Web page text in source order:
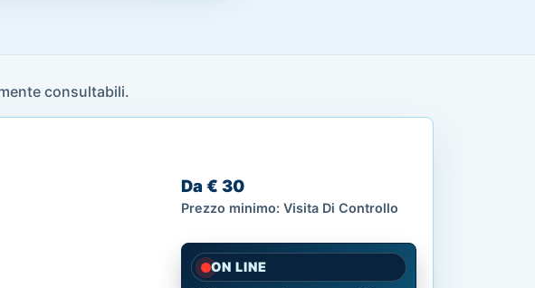
consultabili.
Da € 30
Prezzo minimo: Visita Di Controllo
ON LINE